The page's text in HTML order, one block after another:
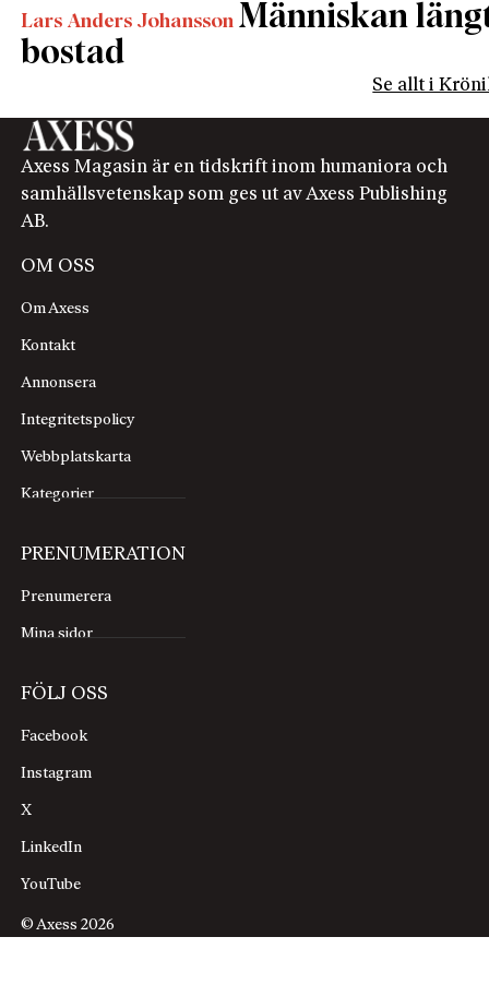
Lars Anders Johansson Människan
bostad
Se allt i
Axess Magasin är en tidskrift inom humaniora och
samhällsvetenskap som ges ut av Axess Publishing
AB.
OM OSS
Om Axess
Kontakt
Annonsera
Integritetspolicy
Webbplatskarta
Kategorier
PRENUMERATION
Prenumerera
Mina sidor
FÖLJ OSS
Facebook
Instagram
X
LinkedIn
YouTube
© Axess 2026